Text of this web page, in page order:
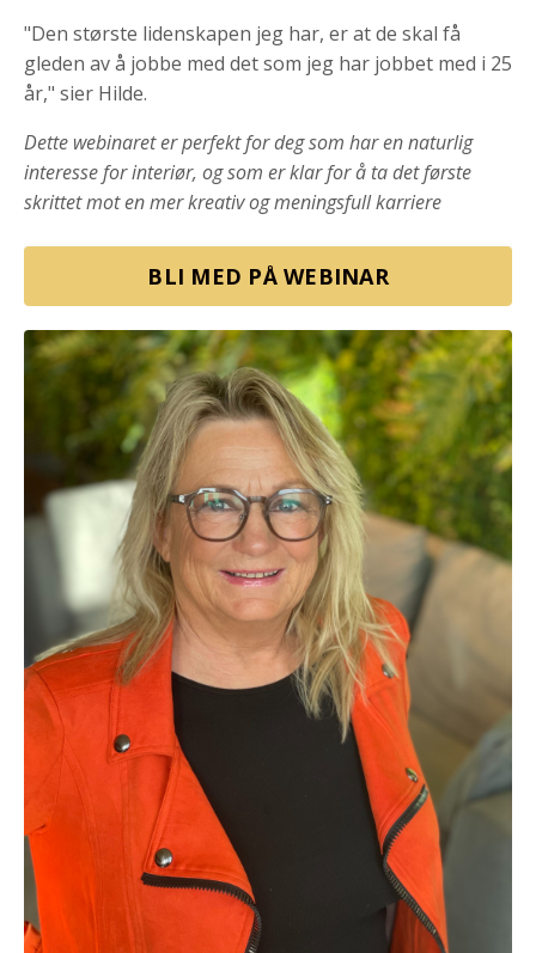
"Den største lidenskapen jeg har, er at de skal få
gleden av å jobbe med det som jeg har jobbet med i 25
år," sier Hilde.
Dette webinaret er perfekt for deg som har en naturlig
interesse for interiør, og som er klar for å ta det første
skrittet mot en mer kreativ og meningsfull karriere
BLI MED PÅ WEBINAR